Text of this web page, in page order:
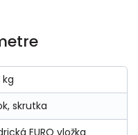
kg
skrutka